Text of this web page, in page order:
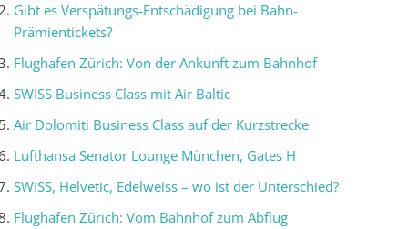
Gibt es Verspätungs-Entschädigung bei Bahn-
Prämientickets?
Flughafen Zürich: Von der Ankunft zum Bahnhof
SWISS Business Class mit Air Baltic
Air Dolomiti Business Class auf der Kurzstrecke
Lufthansa Senator Lounge München, Gates H
SWISS, Helvetic, Edelweiss – wo ist der Unterschied?
Flughafen Zürich: Vom Bahnhof zum Abflug